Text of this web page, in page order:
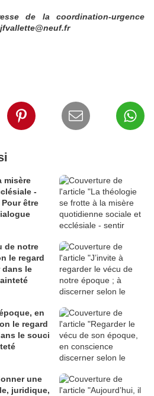
de la coordination-urgence
misère
-
être
de notre
le regard
dans le
en
le regard
le souci
une
juridique,